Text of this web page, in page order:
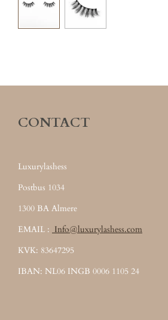
CONTACT
Luxurylashess
Postbus 1034
1300 BA Almere
EMAIL : Info@luxurylashess.com
KVK: 83647295
IBAN: NL06 INGB 0006 1105 24